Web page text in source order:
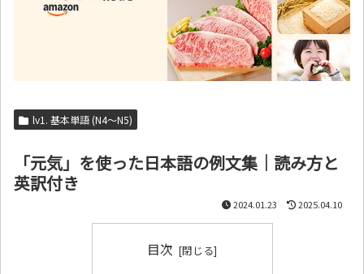
lv1. 基本単語 (N4～N5)
「元気」を使った日本語の例文集｜読み方と
英訳付き
2024.01.23 2025.04.10
目次